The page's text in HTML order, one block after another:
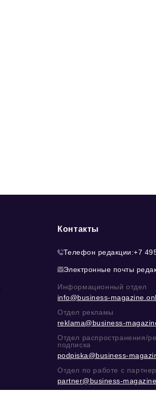
Контакты
Телефон редакции:+7
Электронные почты
Информационный отдел
info@business-
Отдел рекламы
reklama@business-
Отдел распространения/
подписка
podpiska@business-
Отдел по работе с
partner@business-